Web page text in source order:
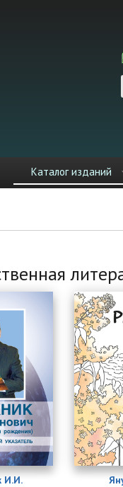
Каталог изданий
И.И.